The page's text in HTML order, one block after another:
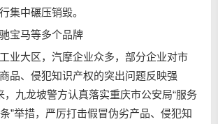
集中碾压销毁。
马等多个品牌
大区，汽摩企业众多，部分企业对市
品、侵犯知识产权的突出问题反映强
，九龙坡警方认真落实重庆市公安局“服务
”举措，严厉打击假冒伪劣产品、侵犯知